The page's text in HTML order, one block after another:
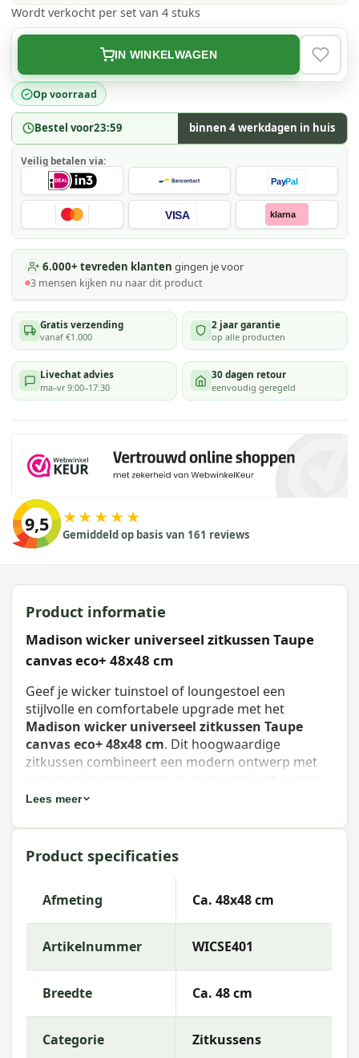
Op voorraad
Bestel voor23:59 binnen 4 werkdagen in huis
Wordt verkocht per set van 4 stuks
IN WINKELWAGEN
Veilig betalen via:
PayPal
VISA klarna
6.000+ tevreden klanten gingen je voor
3 mensen kijken nu naar dit product
Gratis verzending
vanaf €1.000
2 jaar garantie
op alle producten
Livechat advies
ma–vr 9:00–17:30
30 dagen retour
eenvoudig geregeld
9,5 ★★★★★
Gemiddeld op basis van 161 reviews
Product informatie
Madison wicker universeel zitkussen Taupe
canvas eco+ 48x48 cm
Geef je wicker tuinstoel of loungestoel een
stijlvolle en comfortabele upgrade met het
Madison wicker universeel zitkussen Taupe
canvas eco+ 48x48 cm. Dit hoogwaardige
zitkussen combineert een modern ontwerp met
voor buitengebruik.
Dit zitkussen past perfect op je wicker tuinstoel of
extra comfort. De taupe canvas eco+ kleur laat
zich eenvoudig combineren met andere
tuinaccessoires of kussens uit de Madison-
Eigenschappen Madison wicker
universeel zitkussen Taupe canvas
eco+ 48x48 cm
aanbevolen om het kussen bij regen op te bergen
Lees meer
Product specificaties
Afmeting Ca. 48x48 cm
Artikelnummer WICSE401
Breedte Ca. 48 cm
Categorie Zitkussens